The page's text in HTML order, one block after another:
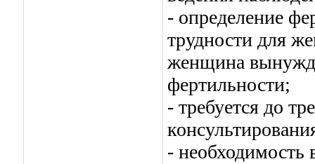
- определение
трудности для
женщина
фертильности;
- требуется до
- необходимость